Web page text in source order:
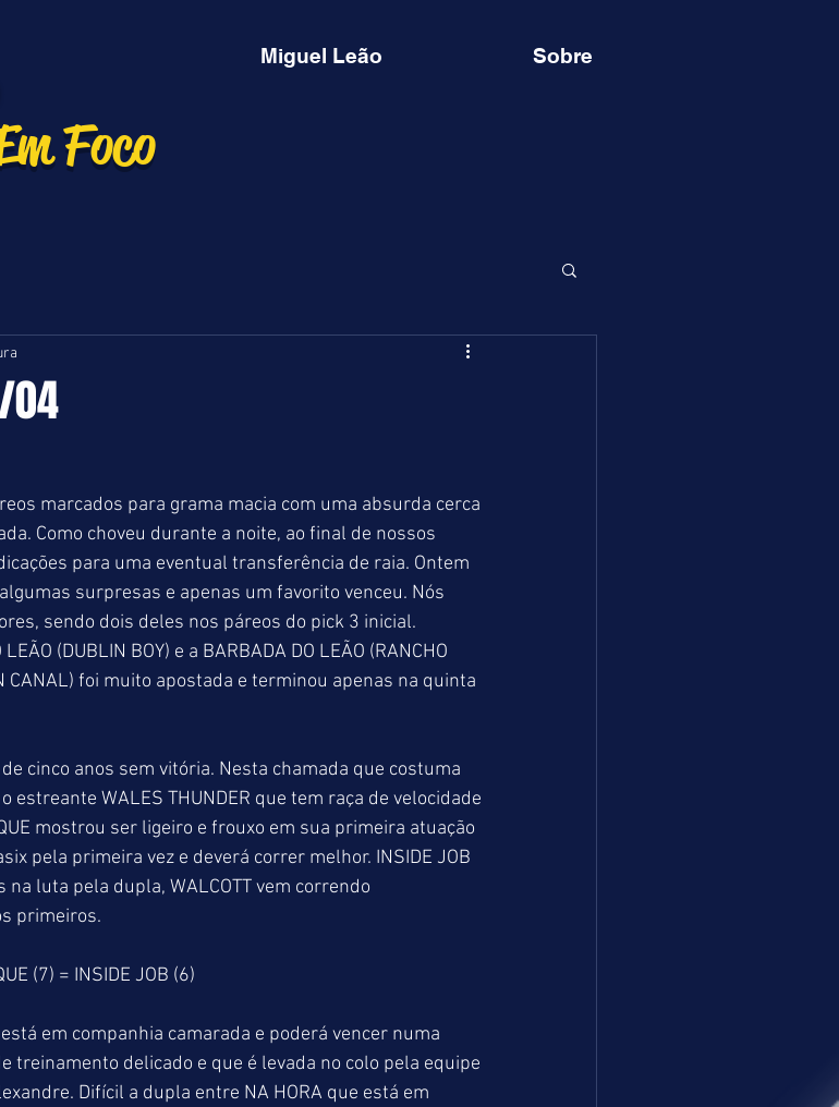
Foco
Miguel Leão Sobre
04
marcados para grama macia com uma absurda cerca
Como choveu durante a noite, ao final de nossos
para uma eventual transferência de raia. Ontem
surpresas e apenas um favorito venceu. Nós
sendo dois deles nos páreos do pick 3 inicial.
(DUBLIN BOY) e a BARBADA DO LEÃO (RANCHO
CANAL) foi muito apostada e terminou apenas na quinta
cinco anos sem vitória. Nesta chamada que costuma
WALES THUNDER que tem raça de velocidade
mostrou ser ligeiro e frouxo em sua primeira atuação
pela primeira vez e deverá correr melhor. INSIDE JOB
luta pela dupla, WALCOTT vem correndo
primeiros.
(7) = INSIDE JOB (6)
em companhia camarada e poderá vencer numa
treinamento delicado e que é levada no colo pela equipe
Difícil a dupla entre NA HORA que está em